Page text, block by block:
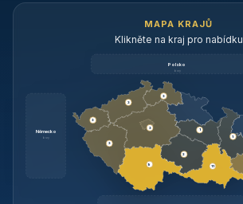
MAPA KRAJŮ
Klikněte na kraj pro nabídku
Polsko
brzy
Německo
brzy
3
9
3
3
3
3
1
2
11
1